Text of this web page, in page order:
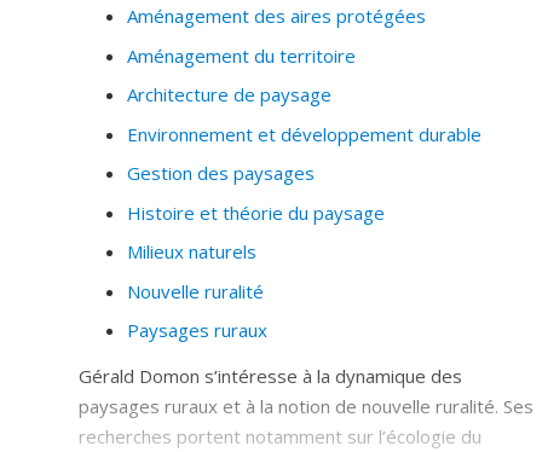
· Paysages culturels et urbains
· Patrimoine urbain
· Urbanisme tactique et occupation transitoire
· Gestion des parcs urbains
· Planification stratégique
· Histoire et développement urbain de Montréal
·Chinatowns
· Quartier chinois de Montréal
Aménagement des aires protégées
Aménagement du territoire
Architecture de paysage
Environnement et développement durable
Gestion des paysages
Histoire et théorie du paysage
Milieux naturels
Nouvelle ruralité
Paysages ruraux
Gérald Domon s’intéresse à la dynamique des
paysages ruraux et à la notion de nouvelle ruralité. Ses
recherches portent notamment sur l’écologie du